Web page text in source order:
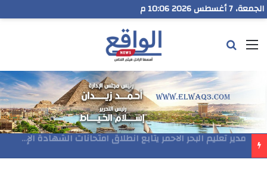
الجمعة، 7 أغسطس 2026 10:06 م
القائمة
مدير تعليم البحر الاحمر يتابع انطلاق امتحانات الشهادة الإعدادية ويؤكد: الانضباط